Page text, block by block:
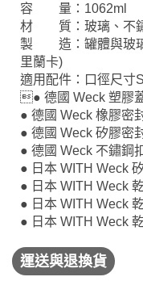
容 量：1062ml
材 質：玻璃、不鏽
製 造：罐體與玻璃
里蘭卡)
適用配件：口徑尺寸
● 德國 Weck 塑膠
● 德國 Weck 橡膠密
● 德國 Weck 矽膠密
● 德國 Weck 不鏽鋼
● 日本 WITH Weck
● 日本 WITH Weck
● 日本 WITH Weck
● 日本 WITH Weck
運送與退換貨